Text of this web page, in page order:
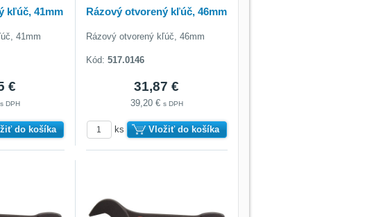
kľúč, 41mm
41mm
€
s DPH
do košíka
Rázový otvorený kľúč, 46mm
Rázový otvorený kľúč, 46mm
Kód: 517.0146
31,87 €
39,20 € s DPH
ks Vložiť do košíka